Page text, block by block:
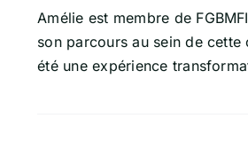
Amélie est membre de
son parcours au sein de cette
été une expérience